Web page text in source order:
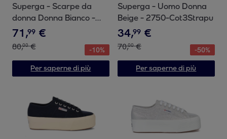
Superga - Scarpe da
donna Donna Bianco -
2790 Platform
71,99 €
80,00 € -10%
Per saperne di più
Superga - Uomo Donna
Beige - 2750-Cot3Strapu
34,99 €
70,00 € -50%
Per saperne di più